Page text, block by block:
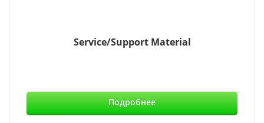
Service/Support Material
Подробнее